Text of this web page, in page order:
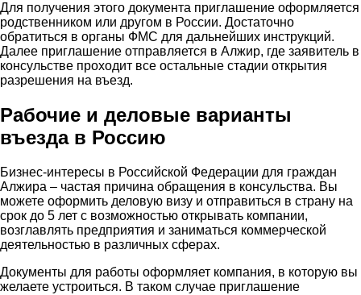
Для получения этого документа приглашение оформляется
родственником или другом в России. Достаточно
обратиться в органы ФМС для дальнейших инструкций.
Далее приглашение отправляется в Алжир, где заявитель в
консульстве проходит все остальные стадии открытия
разрешения на въезд.
Рабочие и деловые варианты
въезда в Россию
Бизнес-интересы в Российской Федерации для граждан
Алжира – частая причина обращения в консульства. Вы
можете оформить деловую визу и отправиться в страну на
срок до 5 лет с возможностью открывать компании,
возглавлять предприятия и заниматься коммерческой
деятельностью в различных сферах.
Документы для работы оформляет компания, в которую вы
желаете устроиться. В таком случае приглашение